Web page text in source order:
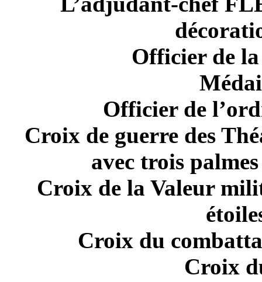
Officier de
Officier de
Croix de guerre des
avec trois
Croix de la Valeur
Croix du
Croix